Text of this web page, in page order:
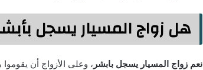
هل زواج المسيار يسجل
نعم زواج المسيار يسجل بابشر ، وعلى الأزواج أن